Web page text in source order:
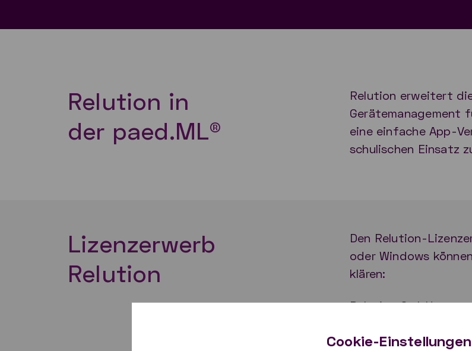
Cookie-Einstellungen
Relution in
der paed.ML®
Relution erweitert
Gerätemanagement
eine einfache App-
schulischen Einsatz
Lizenzerwerb
Relution
Den Relution-
oder Windows
klären:
Relution GmbH
70372 Stuttgart